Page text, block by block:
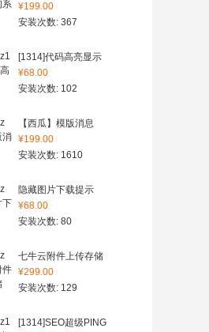
¥199.00
安装次数: 367
[1314]代码高亮显示
¥68.00
安装次数: 102
【西瓜】模版消息
¥199.00
安装次数: 1610
隐藏图片下载提示
¥68.00
安装次数: 80
七牛云附件上传存储
¥299.00
安装次数: 129
[1314]SEO超级PING